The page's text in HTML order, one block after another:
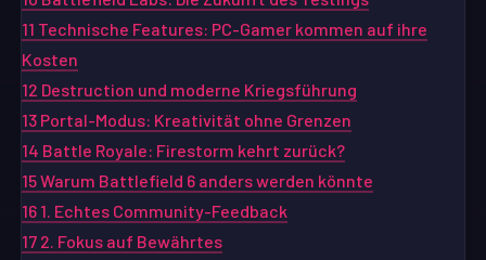
11 Technische Features: PC-Gamer kommen auf ihre
Kosten
12 Destruction und moderne Kriegsführung
13 Portal-Modus: Kreativität ohne Grenzen
14 Battle Royale: Firestorm kehrt zurück?
15Warum Battlefield 6 anders werden könnte
16 1. Echtes Community-Feedback
17 2. Fokus auf Bewährtes